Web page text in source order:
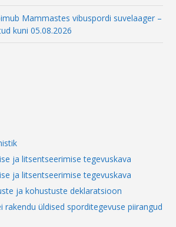
Mammastes vibuspordi suvelaager –
kuni 05.08.2026
ja litsentseerimise tegevuskava
ja litsentseerimise tegevuskava
ja kohustuste deklaratsioon
rakendu üldised sporditegevuse piirangud